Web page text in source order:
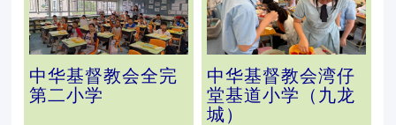
中华基督教会全完
第二小学
中华基督教会湾仔
堂基道小学（九龙
城）